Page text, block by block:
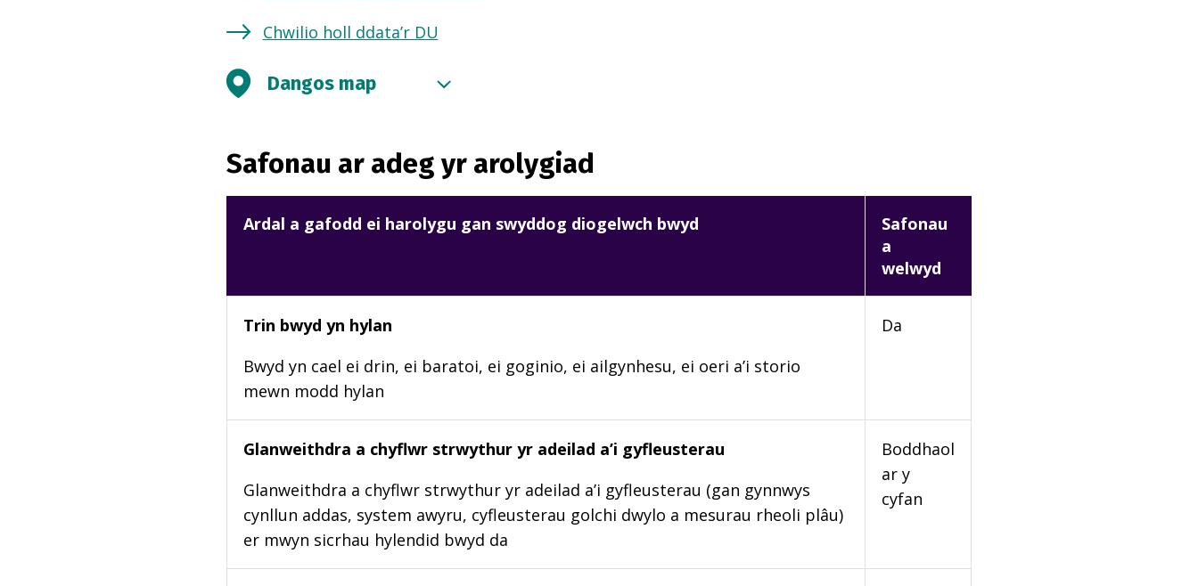
Chwilio holl ddata’r DU
Dangos map
Safonau ar adeg yr arolygiad
Ardal a gafodd ei harolygu gan swyddog diogelwch bwyd
Safonau
a
welwyd
Trin bwyd yn hylan
Bwyd yn cael ei drin, ei baratoi, ei goginio, ei ailgynhesu, ei oeri a’i storio
mewn modd hylan
Da
Glanweithdra a chyflwr strwythur yr adeilad a’i gyfleusterau
Glanweithdra a chyflwr strwythur yr adeilad a’i gyfleusterau (gan gynnwys
cynllun addas, system awyru, cyfleusterau golchi dwylo a mesurau rheoli plâu)
er mwyn sicrhau hylendid bwyd da
Boddhaol
ar y
cyfan